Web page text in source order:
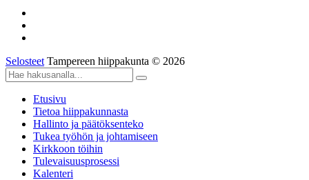
Selosteet Tampereen hiippakunta © 2026
Etusivu
Tietoa hiippakunnasta
Hallinto ja päätöksenteko
Tukea työhön ja johtamiseen
Kirkkoon töihin
Tulevaisuusprosessi
Kalenteri